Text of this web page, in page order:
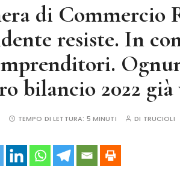
di Commercio
resiste. In
bilancio 2022
TEMPO DI LETTURA: 5 MINUTI DI TRUCIOLI